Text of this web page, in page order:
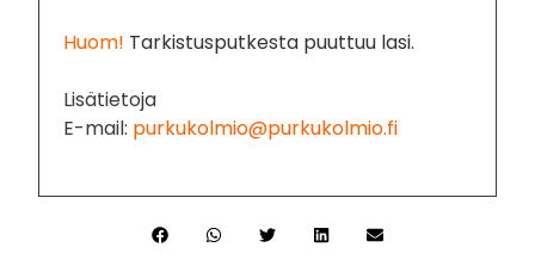
Huom! Tarkistusputkesta puuttuu lasi.
Lisätietoja
E-mail: purkukolmio@purkukolmio.fi